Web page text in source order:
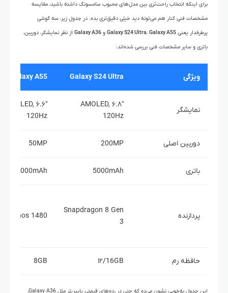
برای اینکه انتخاب راحت‌تری بین مدل‌های محبوب سامسونگ داشته باشید، مقایسه
مشخصات فنی کنار هم می‌تونه دید خیلی دقیق‌تری بده. در جدول زیر، سه گوشی
پرطرفدار یعنی Galaxy S24 Ultra، Galaxy A55 و Galaxy A36 از نظر نمایشگر، دوربین،
باتری و سایر مشخصات فنی بررسی شده‌اند:
ویژگی Galaxy S24 Ultra
Galaxy A55
نمایشگر
۶.۸″ AMOLED,
120Hz
۶.۶″ AMOLED,
120Hz
دوربین اصلی 200MP
50MP
باتری 5000mAh
5000mAh
پردازنده
Snapdragon 8 Gen
3
Exynos 1480
حافظه رم ۱۲/16GB 8GB
این جدول به‌خوبی نشون می‌ده که حتی در رده‌های قیمتی پایین‌تر مثل Galaxy A36،